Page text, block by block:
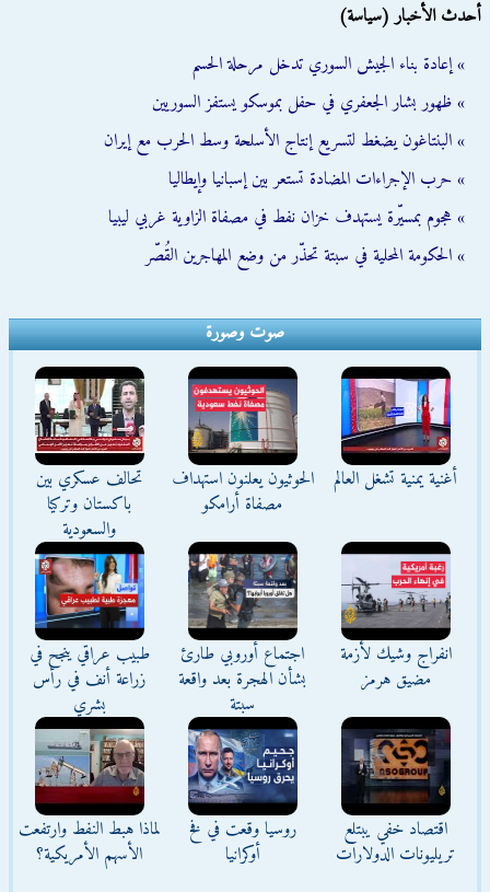
أحدث الأخبار (سياسة)
» إعادة بناء الجيش السوري تدخل مرحلة الحسم
» ظهور بشار الجعفري في حفل بموسكو يستفز السوريين
» البنتاغون يضغط لتسريع إنتاج الأسلحة وسط الحرب مع إيران
» حرب الإجراءات المضادة تستعر بين إسبانيا وإيطاليا
» هجوم بمسيّرة يستهدف خزان نفط في مصفاة الزاوية غربي ليبيا
» الحكومة المحلية في سبتة تحذّر من وضع المهاجرين القُصّر
صوت وصورة
أغنية يمنية تشغل العالم
الحوثيون يعلنون استهداف
مصفاة أرامكو
تحالف عسكري بين
باكستان وتركيا
والسعودية
انفراج وشيك لأزمة
مضيق هرمز
اجتماع أوروبي طارئ
بشأن الهجرة بعد واقعة
سبتة
طبيب عراقي ينجح في
زراعة أنف في رأس
بشري
اقتصاد خفي يبتلع
تريليونات الدولارات
روسيا وقعت في فخ
أوكرانيا
لماذا هبط النفط وارتفعت
الأسهم الأمريكية؟